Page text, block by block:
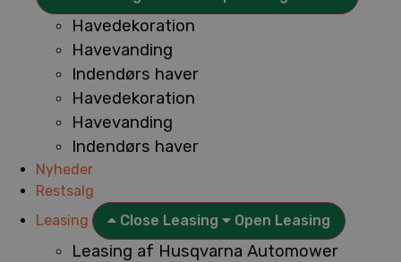
Havedekoration
Havevanding
Indendørs haver
Havedekoration
Havevanding
Indendørs haver
Nyheder
Restsalg
Leasing
Close Leasing Open Leasing
Leasing af Husqvarna Automower